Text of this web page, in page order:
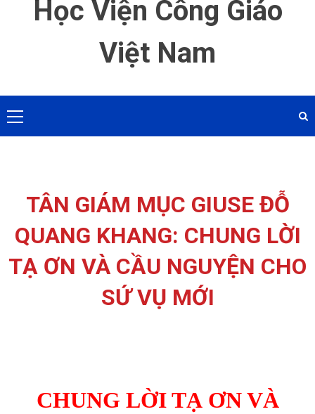
Học Viện Công Giáo
Việt Nam
Primary
Menu
TÂN GIÁM MỤC GIUSE ĐỖ
QUANG KHANG: CHUNG LỜI
TẠ ƠN VÀ CẦU NGUYỆN CHO
SỨ VỤ MỚI
CHUNG LỜI TẠ ƠN VÀ